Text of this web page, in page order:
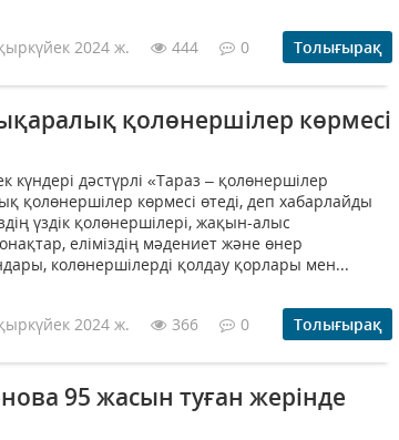
2024 ж. 444 0 Толығырақ
қолөнершілер көрмесі
күндері дәстүрлі «Тараз – қолөнершілер
қолөнершілер көрмесі өтеді, деп хабарлайды
үздік қолөнершілері, жақын-алыс
еліміздің мәдениет және өнер
колөнершілерді қолдау қорлары мен...
2024 ж. 366 0 Толығырақ
95 жасын туған жерінде